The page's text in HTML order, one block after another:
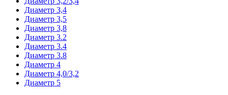
Диаметр 3,4
Диаметр 3,5
Диаметр 3,8
Диаметр 3.2
Диаметр 3.4
Диаметр 3.8
Диаметр 4
Диаметр 4,0/3,2
Диаметр 5